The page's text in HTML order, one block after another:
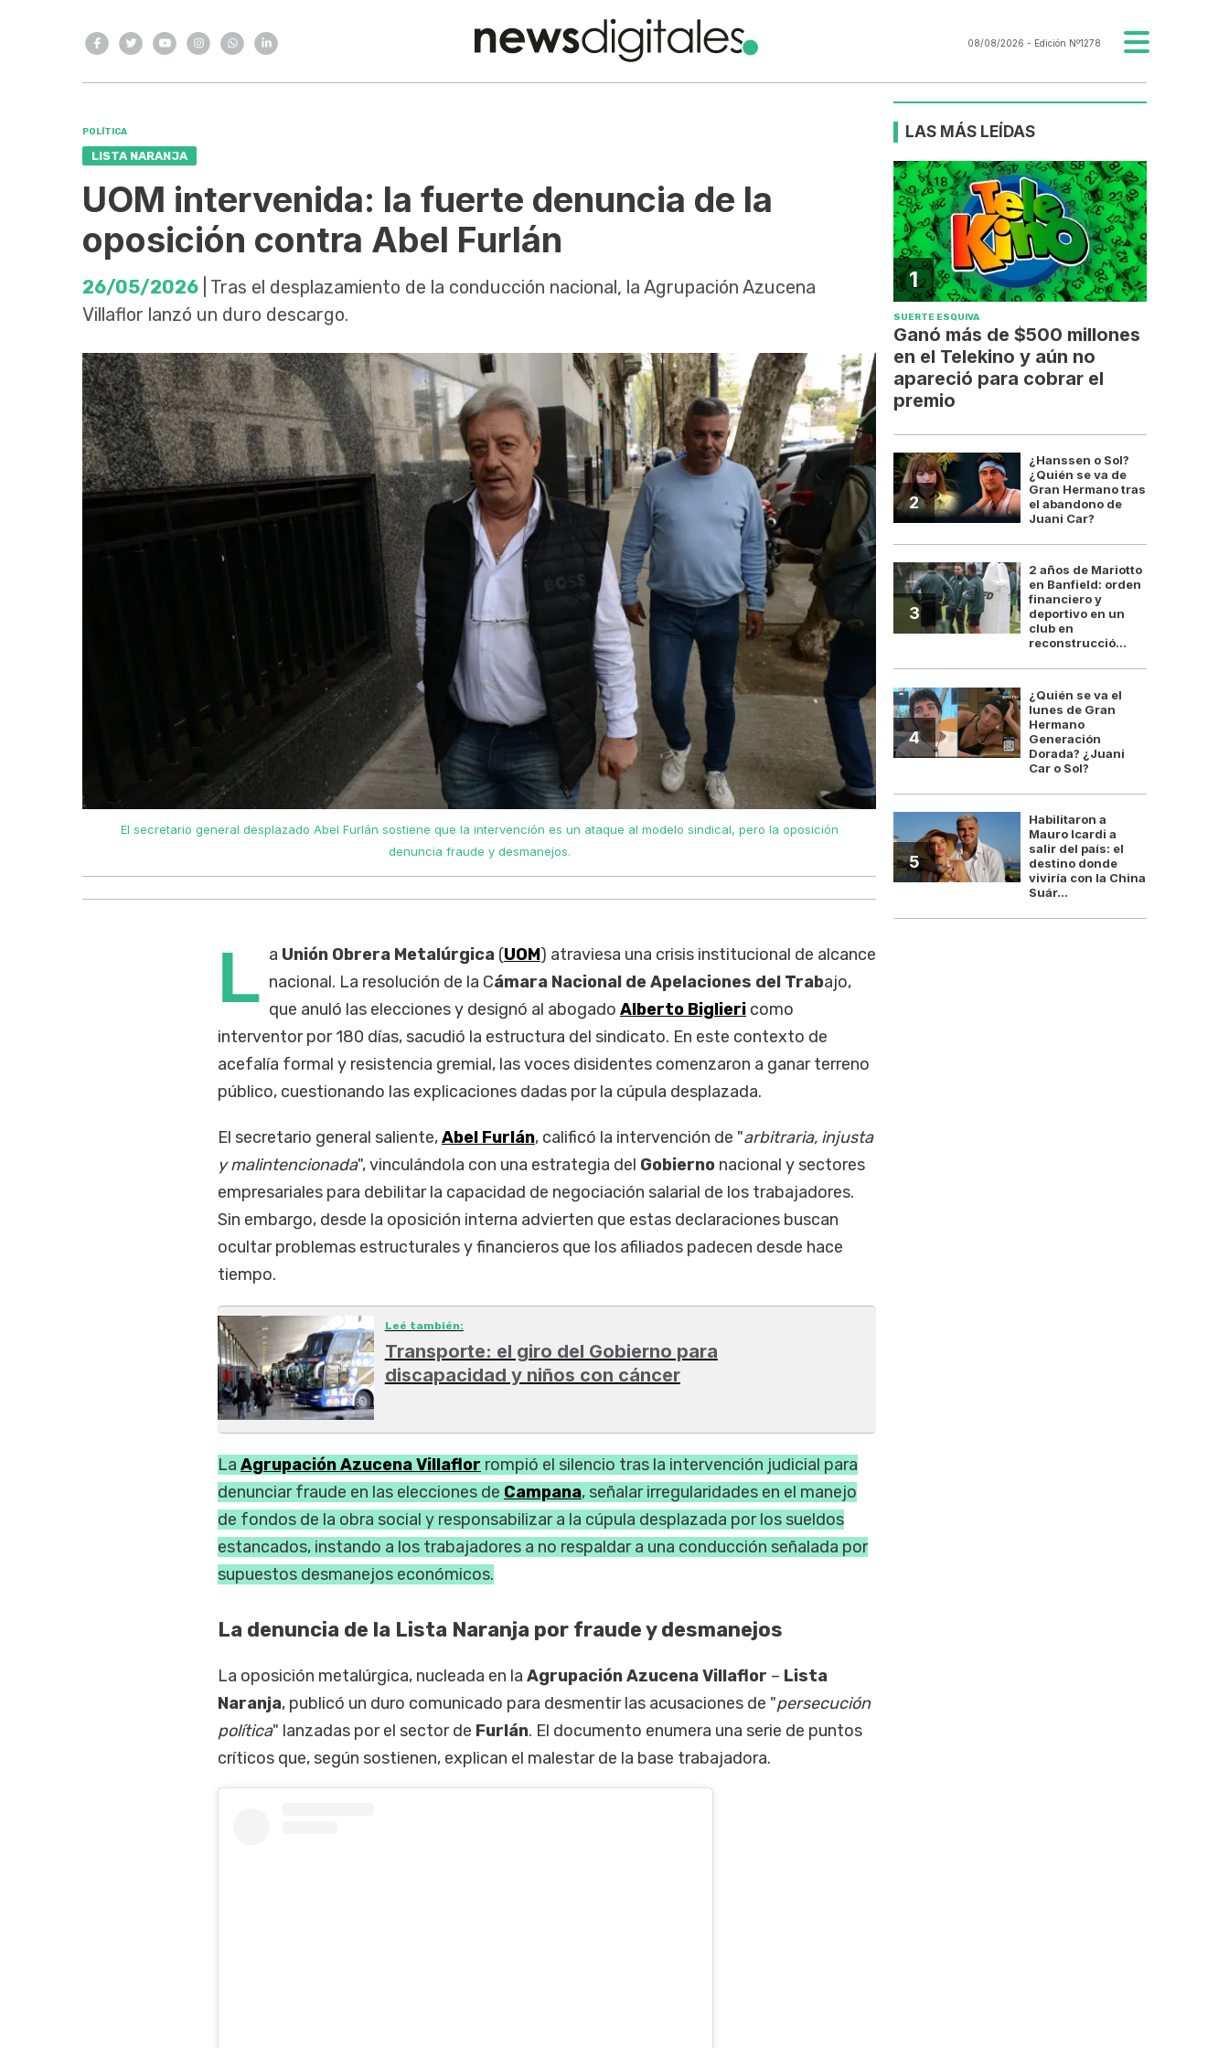
08/08/2026 - Edición Nº1278
POLÍTICA
LISTA NARANJA
UOM intervenida: la fuerte denuncia de la
oposición contra Abel Furlán
26/05/2026 | Tras el desplazamiento de la conducción nacional, la Agrupación Azucena
Villaflor lanzó un duro descargo.
El secretario general desplazado Abel Furlán sostiene que la intervención es un ataque al modelo sindical, pero la oposición
denuncia fraude y desmanejos.
El secretario general desplazado Abel Furlán
L a Unión Obrera Metalúrgica(UOM) atraviesa una crisis institucional de alcance
nacional. La resolución de la Cámara Nacional de Apelaciones del Trabajo,
que anuló las elecciones y designó al abogado Alberto Bigliericomo
interventor por 180 días, sacudió la estructura del sindicato. En este contexto de
acefalía formal y resistencia gremial, las voces disidentes comenzaron a ganar terreno
público, cuestionando las explicaciones dadas por la cúpula desplazada.
El secretario general saliente,Abel Furlán, calificó la intervención de "arbitraria, injusta
y malintencionada", vinculándola con una estrategia del Gobierno nacional y sectores
empresariales para debilitar la capacidad de negociación salarial de los trabajadores.
Sin embargo, desde la oposición interna advierten que estas declaraciones buscan
ocultar problemas estructurales y financieros que los afiliados padecen desde hace
tiempo.
Leé también:
Transporte: el giro del Gobierno para
discapacidad y niños con cáncer
La Agrupación Azucena Villaflor rompió el silencio tras la intervención judicial para
denunciar fraude en las elecciones de Campana, señalar irregularidades en el manejo
de fondos de la obra social y responsabilizar a la cúpula desplazada por los sueldos
estancados, instando a los trabajadores a no respaldar a una conducción señalada por
supuestos desmanejos económicos.
La denuncia de la Lista Naranja por fraude y desmanejos
La oposición metalúrgica, nucleada en la Agrupación Azucena Villaflor – Lista
Naranja, publicó un duro comunicado para desmentir las acusaciones de "persecución
política" lanzadas por el sector de Furlán. El documento enumera una serie de puntos
críticos que, según sostienen, explican el malestar de la base trabajadora.
LAS MÁS LEÍDAS
1
SUERTE ESQUIVA
Ganó más de $500 millones
en el Telekino y aún no
apareció para cobrar el
premio
2
¿Hanssen o Sol?
¿Quién se va de
Gran Hermano tras
el abandono de
Juani Car?
3
2 años de Mariotto
en Banfield: orden
financiero y
deportivo en un
club en
reconstrucció...
4
¿Quién se va el
lunes de Gran
Hermano
Generación
Dorada? ¿Juani
Car o Sol?
5
Habilitaron a
Mauro Icardi a
salir del país: el
destino donde
viviría con la China
Suár...